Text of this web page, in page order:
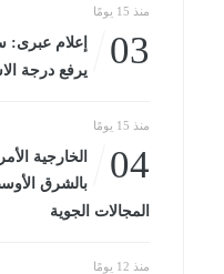
منذ 15 يومًا
03
إعلام عبرى:
يرفع درجة
منذ 15 يومًا
04
الخارجية
بالشرق
المجالات الجوية
منذ 12 يومًا